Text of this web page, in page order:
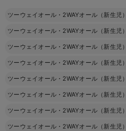
ツーウェイオール・2WAYオール（新生児）
ツーウェイオール・2WAYオール（新生児）
ツーウェイオール・2WAYオール（新生児）
ツーウェイオール・2WAYオール（新生児）
ツーウェイオール・2WAYオール（新生児）
ツーウェイオール・2WAYオール（新生児）
ツーウェイオール・2WAYオール（新生児）
ツーウェイオール・2WAYオール（新生児）